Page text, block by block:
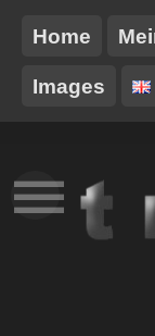
Home
Images
NEUES
TT-
GURTE/